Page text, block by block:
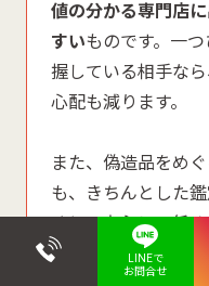
値の分かる専門店
すいものです。一
握している相手な
心配も減ります。
また、偽造品をめ
も、きちんとした
くと、安心して任
LINEで
お問合せ